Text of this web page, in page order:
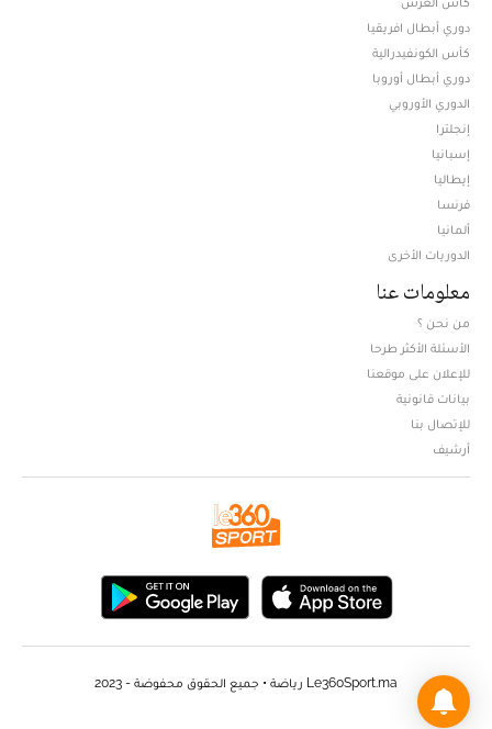
دوري أبطال افريقيا
كأس الكونفيدرالية
دوري أبطال أوروبا
الدوري الأوروبي
إنجلترا
إسبانيا
إيطاليا
فرنسا
ألمانيا
الدوريات الأخرى
معلومات عنا
من نحن ؟
الأسئلة الأكثر طرحا
للإعلان على موقعنا
بيانات قانونية
للإتصال بنا
أرشيف
Le360Sport.ma رياضة • جميع الحقوق محفوضة - 2023